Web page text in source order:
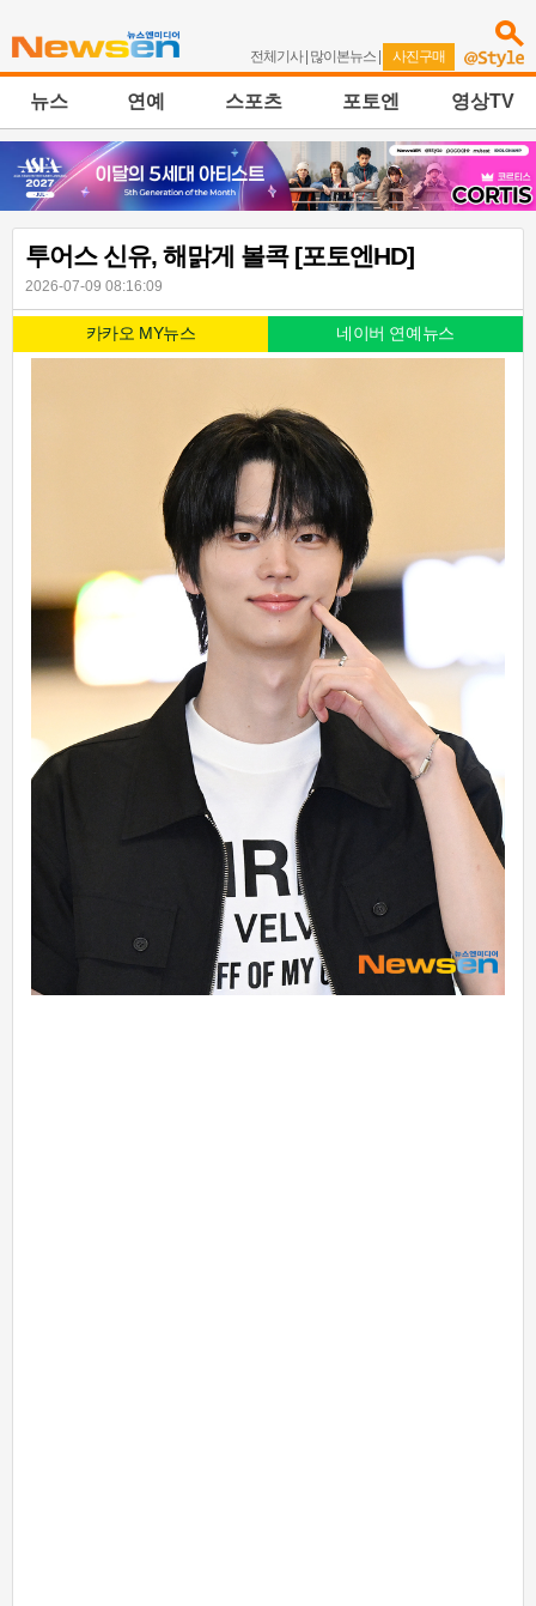
전체기사| 많이본뉴스 | 사진구매
뉴스 연예 스포츠 포토엔 영상TV
투어스 신유, 해맑게 볼콕 [포토엔HD]
2026-07-09 08:16:09
카카오 MY뉴스 네이버 연예뉴스